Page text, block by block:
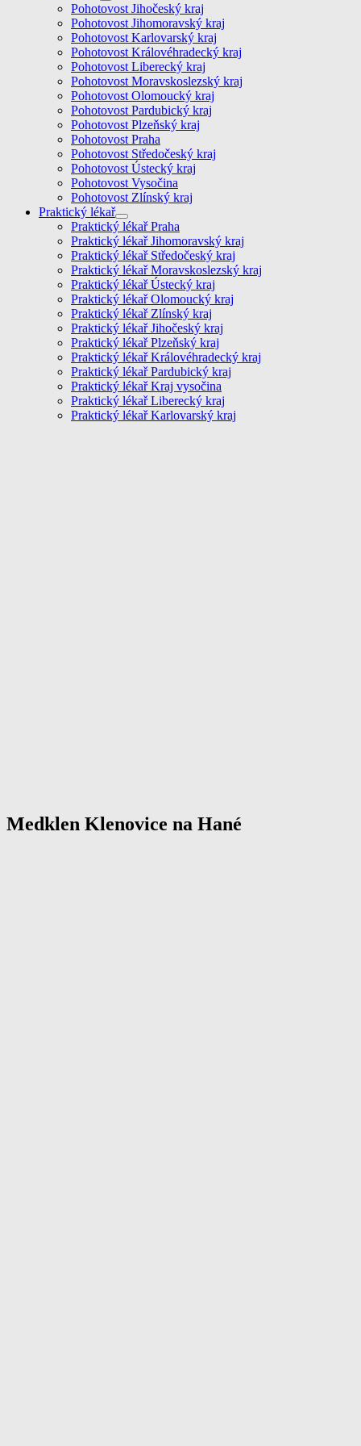
Pohotovost Jihočeský kraj
Pohotovost Jihomoravský kraj
Pohotovost Karlovarský kraj
Pohotovost Královéhradecký kraj
Pohotovost Liberecký kraj
Pohotovost Moravskoslezský kraj
Pohotovost Olomoucký kraj
Pohotovost Pardubický kraj
Pohotovost Plzeňský kraj
Pohotovost Praha
Pohotovost Středočeský kraj
Pohotovost Ústecký kraj
Pohotovost Vysočina
Pohotovost Zlínský kraj
Praktický lékař
Praktický lékař Praha
Praktický lékař Jihomoravský kraj
Praktický lékař Středočeský kraj
Praktický lékař Moravskoslezský kraj
Praktický lékař Ústecký kraj
Praktický lékař Olomoucký kraj
Praktický lékař Zlínský kraj
Praktický lékař Jihočeský kraj
Praktický lékař Plzeňský kraj
Praktický lékař Královéhradecký kraj
Praktický lékař Pardubický kraj
Praktický lékař Kraj vysočina
Praktický lékař Liberecký kraj
Praktický lékař Karlovarský kraj
Medklen Klenovice na Hané